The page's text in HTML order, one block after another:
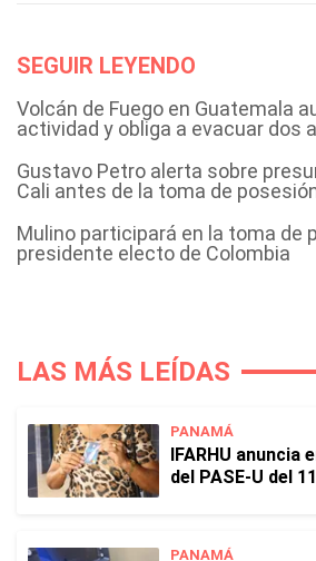
SEGUIR LEYENDO
Volcán de Fuego en Guatemala
actividad y obliga a evacuar dos
Gustavo Petro alerta sobre
Cali antes de la toma de
Mulino participará en la toma de
presidente electo de Colombia
LAS MÁS LEÍDAS
PANAMÁ
IFARHU
del PASE-U del
PANAMÁ